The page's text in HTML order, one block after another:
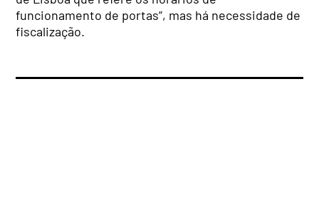
funcionamento de portas”, mas há necessidade de
fiscalização.